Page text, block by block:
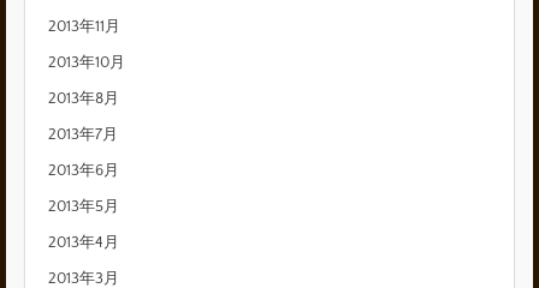
2013年11月
2013年10月
2013年8月
2013年7月
2013年6月
2013年5月
2013年4月
2013年3月